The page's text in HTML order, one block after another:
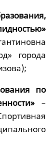
города
по
–